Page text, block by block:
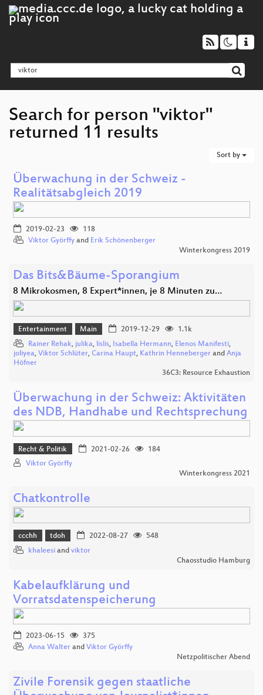
Search for person "viktor"
returned 11 results
Sort by
Überwachung in der Schweiz -
Realitätsabgleich 2019
2019-02-23
118
Viktor Györffy and Erik Schönenberger
Winterkongress 2019
Das Bits&Bäume-Sporangium
8 Mikrokosmen, 8 Expert*innen, je 8 Minuten zu…
Entertainment Main 2019-12-29
1.1k
Rainer Rehak, julika, lislis, Isabella Hermann, Elenos Manifesti,
joliyea, Viktor Schlüter, Carina Haupt, Kathrin Henneberger and Anja
Höfner
36C3: Resource Exhaustion
Überwachung in der Schweiz: Aktivitäten
des NDB, Handhabe und Rechtsprechung
Recht & Politik 2021-02-26
184
Viktor Györffy
Winterkongress 2021
Chatkontrolle
ccchh tdoh 2022-08-27
548
khaleesi and viktor
Chaosstudio Hamburg
Kabelaufklärung und
Vorratsdatenspeicherung
2023-06-15
375
Anna Walter and Viktor Györffy
Netzpolitischer Abend
Zivile Forensik gegen staatliche